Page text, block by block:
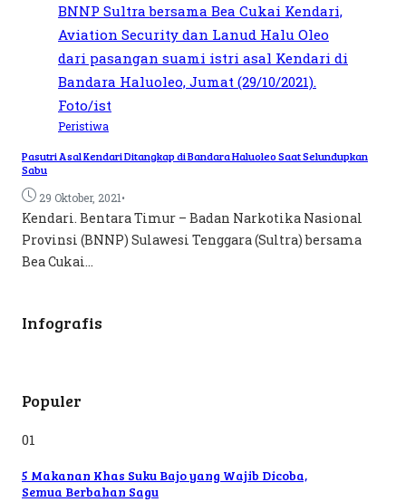
Peristiwa
Pasutri Asal Kendari Ditangkap di Bandara Haluoleo Saat Selundupkan
Sabu
29 Oktober, 2021•
Kendari. Bentara Timur – Badan Narkotika Nasional
Provinsi (BNNP) Sulawesi Tenggara (Sultra) bersama
Bea Cukai...
Infografis
Populer
01
5 Makanan Khas Suku Bajo yang Wajib Dicoba,
Semua Berbahan Sagu